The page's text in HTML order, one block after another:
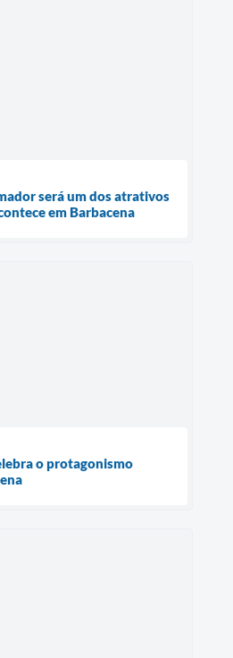
será um dos atrativos
em Barbacena
o protagonismo